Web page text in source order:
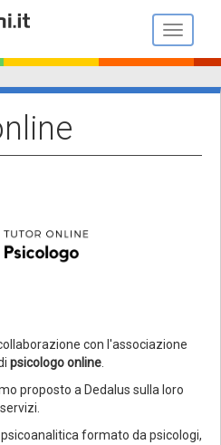
Toggle
con l'associazione
psicologo online
proposto a Dedalus sulla loro
formato da psicologi,